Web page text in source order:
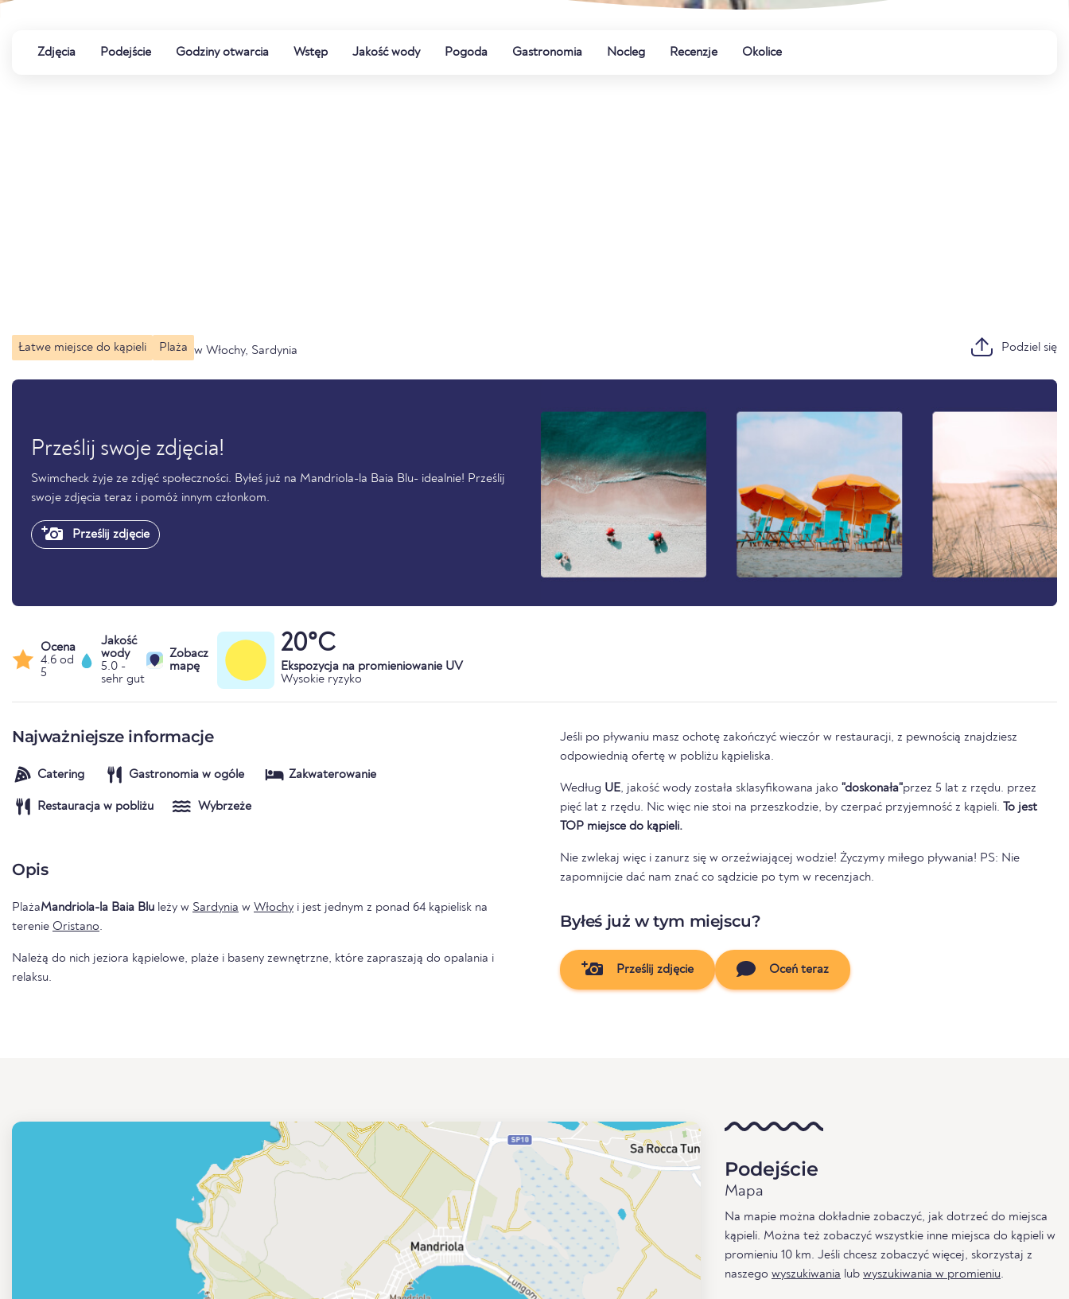
Zdjęcia Podejście Godziny otwarcia Wstęp Jakość wody Pogoda Gastronomia Nocleg Recenzje Okolice
Łatwe miejsce do kąpieli Plaża w Włochy, Sardynia Podziel się
Prześlij swoje zdjęcia!
Swimcheck żyje ze zdjęć społeczności. Byłeś już na Mandriola-la Baia Blu- idealnie! Prześlij
swoje zdjęcia teraz i pomóż innym członkom.
Prześlij zdjęcie
Ocena
4.6 od
5
Jakość
wody
5.0 -
sehr gut
Zobacz
mapę
20°C
Ekspozycja na promieniowanie UV
Wysokie ryzyko
Najważniejsze informacje
Catering Gastronomia w ogóle Zakwaterowanie
Restauracja w pobliżu Wybrzeże
Opis
PlażaMandriola-la Baia Blu leży w Sardynia w Włochy i jest jednym z ponad 64 kąpielisk na
terenie Oristano.
Należą do nich jeziora kąpielowe, plaże i baseny zewnętrzne, które zapraszają do opalania i
relaksu.
Jeśli po pływaniu masz ochotę zakończyć wieczór w restauracji, z pewnością znajdziesz
odpowiednią ofertę w pobliżu kąpieliska.
Według UE, jakość wody została sklasyfikowana jako "doskonała"przez 5 lat z rzędu. przez
pięć lat z rzędu. Nic więc nie stoi na przeszkodzie, by czerpać przyjemność z kąpieli. To jest
TOP miejsce do kąpieli.
Nie zwlekaj więc i zanurz się w orzeźwiającej wodzie! Życzymy miłego pływania! PS: Nie
zapomnijcie dać nam znać co sądzicie po tym w recenzjach.
Byłeś już w tym miejscu?
Prześlij zdjęcie Oceń teraz
Podejście
Mapa
Na mapie można dokładnie zobaczyć, jak dotrzeć do miejsca
kąpieli. Można też zobaczyć wszystkie inne miejsca do kąpieli w
promieniu 10 km. Jeśli chcesz zobaczyć więcej, skorzystaj z
naszego wyszukiwania lub wyszukiwania w promieniu.